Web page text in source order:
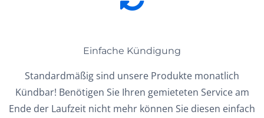
Einfache Kündigung
Standardmäßig sind unsere Produkte monatlich
Kündbar! Benötigen Sie Ihren gemieteten Service am
Ende der Laufzeit nicht mehr können Sie diesen einfach